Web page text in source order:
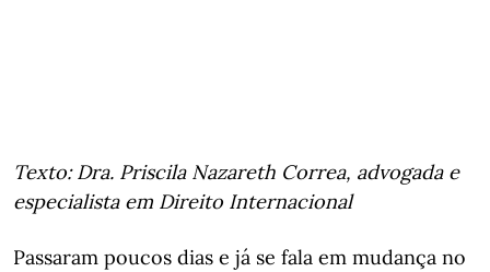
Texto: Dra. Priscila Nazareth Correa, advogada e
especialista em Direito Internacional
Passaram poucos dias e já se fala em mudança no